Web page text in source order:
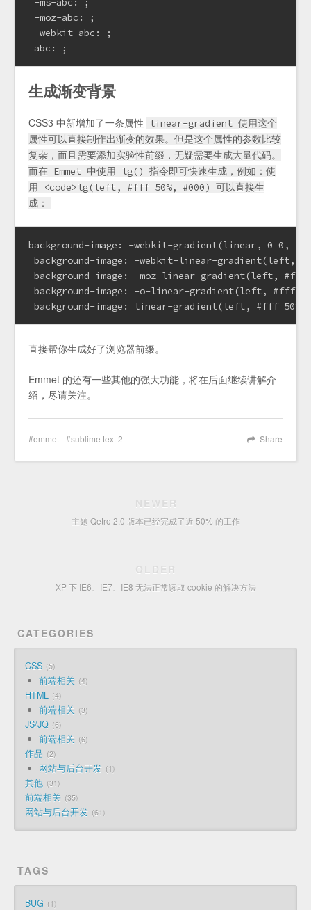
-moz-abc: ;
-webkit-abc: ;
abc: ;
生成渐变背景
CSS3 中新增加了一条属性 linear-gradient 使用这个
属性可以直接制作出渐变的效果。但是这个属性的参数比较
复杂，而且需要添加实验性前缀，无疑需要生成大量代码。
而在 Emmet 中使用 lg() 指令即可快速生成，例如：使
用 <code>lg(left, #fff 50%, #000) 可以直接生
成：
background-image: -webkit-gradient(linear, 0 0,
background-image: -webkit-linear-gradient(left,
background-image: -moz-linear-gradient(left, #fff
background-image: -o-linear-gradient(left, #fff
background-image: linear-gradient(left, #fff 50%,
直接帮你生成好了浏览器前缀。
Emmet 的还有一些其他的强大功能，将在后面继续讲解介
绍，尽请关注。
Share
emmet sublime text 2
NEWER
主题 Qetro 2.0 版本已经完成了近 50% 的工作
OLDER
XP 下 IE6、IE7、IE8 无法正常读取 cookie 的解决方法
CATEGORIES
CSS 5
前端相关 4
HTML 4
前端相关 3
JS/JQ 6
前端相关 6
作品 2
网站与后台开发 1
其他 31
前端相关 35
网站与后台开发 61
TAGS
BUG 1